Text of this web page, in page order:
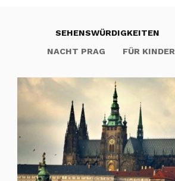
SEHENSWÜRDIGKEITEN
NACHT PRAG
FÜR KINDER